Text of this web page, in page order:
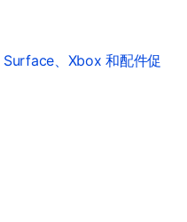
、Xbox 和配件促